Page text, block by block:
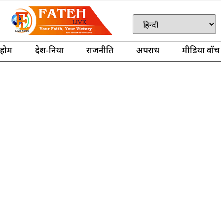
होम देश-दुनिया राजनीति अपराध मीडिया वॉच